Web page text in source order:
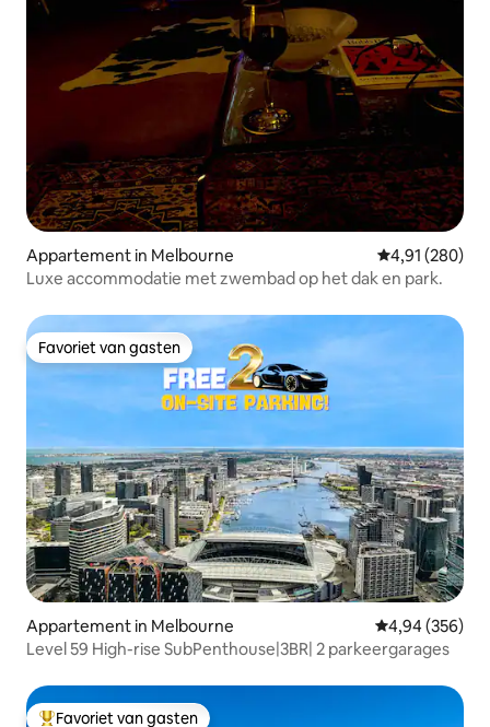
Appartement in Melbourne Gemiddelde
4,91 (280)
Luxe accommodatie met zwembad op het dak en park.
Favoriet van gasten
Favoriet van gasten
Appartement in Melbourne Gemiddelde
4,94 (356)
Level 59 High-rise SubPenthouse|3BR| 2 parkeergarages
Favoriet van gasten